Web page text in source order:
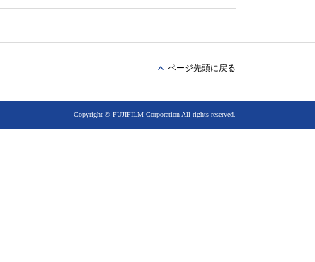
ページ先頭に戻る
Copyright © FUJIFILM Corporation All rights reserved.